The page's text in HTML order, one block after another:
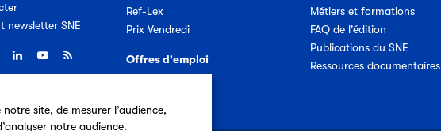
site, de mesurer l’audience,
notre audience.
newsletter SNE
Ref-Lex
Prix Vendredi
Offres d'emploi
Métiers et formations
FAQ de l'édition
Publications du SNE
Ressources documentaires